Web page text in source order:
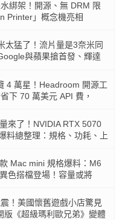
綁架！開源、無 DRM 限
Printer」概念機亮相
太猛了！流片量是3奈米同
與蘋果搶首發、輝達
4 萬星！Headroom 開源工
下 70 萬美元 API 費，
來了！NVIDIA RTX 5070
料總整理：規格、功耗、上
Mac mini 規格爆料：M6
色搭檔登場！容量或將
！美國懷舊遊戲小店驚見
版《超級瑪利歐兄弟》變體